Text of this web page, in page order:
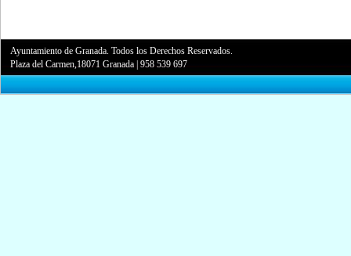
Ayuntamiento de Granada. Todos los Derechos Reservados.
Plaza del Carmen,18071 Granada |958 539 697